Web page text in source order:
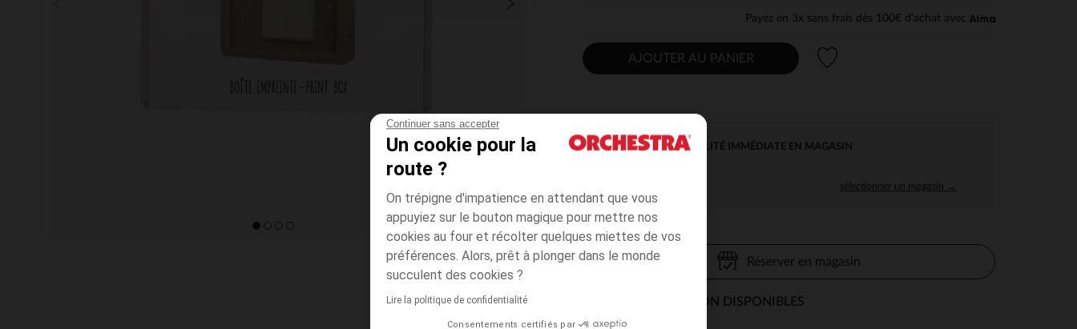
Continuer sans accepter
Un cookie pour la
route ?
On trépigne d'impatience en attendant que vous
appuyiez sur le bouton magique pour mettre nos
cookies au four et récolter quelques miettes de vos
préférences. Alors, prêt à plonger dans le monde
succulent des cookies ?
Lire la politique de confidentialité
Consentements certifiés par
Payez en 3x sans frais dès 100€ d'achat avec
AJOUTER AU PANIER
DISPONIBILITÉ IMMÉDIATE EN MAGASIN
sélectionner un magasin →
Réserver en magasin
MODES DE LIVRAISON DISPONIBLES